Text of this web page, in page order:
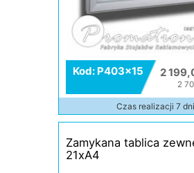
Kod: P403x15 2
2
Czas realizacji 7 dni
Zamykana tablica
21xA4